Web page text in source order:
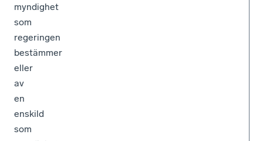
myndighet
som
regeringen
bestämmer
eller
av
en
enskild
som